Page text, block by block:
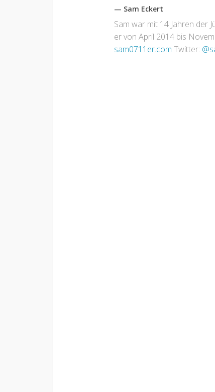
— Sam Eckert
Sam war mit 14 Jahren der
er von April 2014 bis
sam0711er.com Twitter: